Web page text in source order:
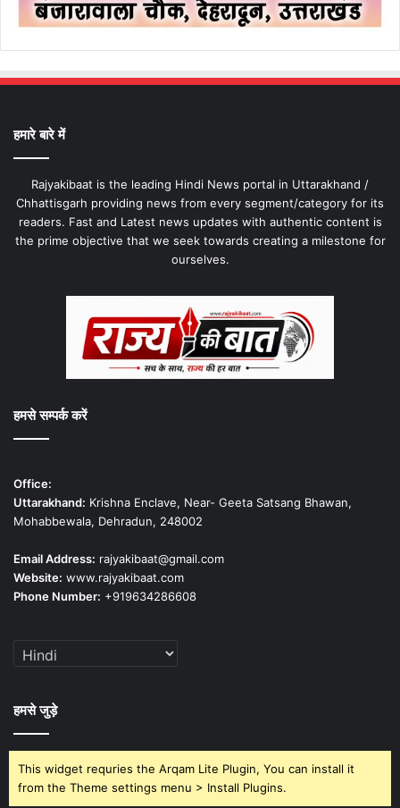
हमारे बारे में
Rajyakibaat is the leading Hindi News portal in Uttarakhand /
Chhattisgarh providing news from every segment/category for its
readers. Fast and Latest news updates with authentic content is
the prime objective that we seek towards creating a milestone for
ourselves.
हमसे सम्पर्क करें
Office:
Uttarakhand: Krishna Enclave, Near- Geeta Satsang Bhawan,
Mohabbewala, Dehradun, 248002
Email Address: rajyakibaat@gmail.com
Website: www.rajyakibaat.com
Phone Number: +919634286608
हमसे जुड़े
This widget requries the Arqam Lite Plugin, You can install it
from the Theme settings menu > Install Plugins.